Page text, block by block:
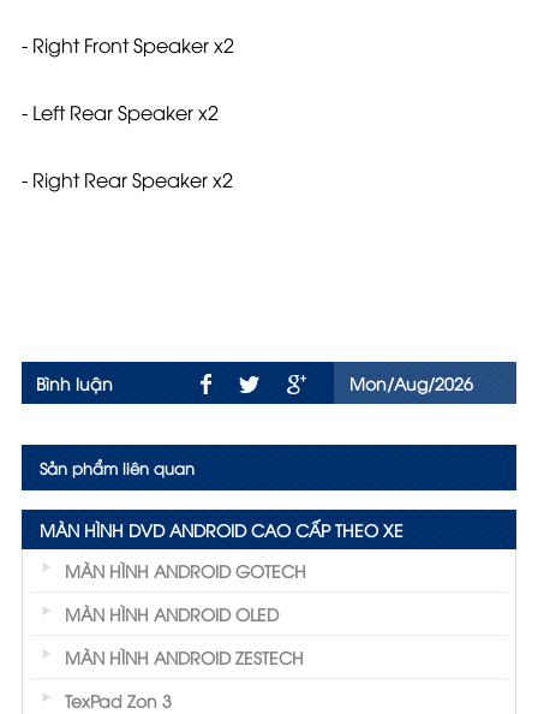
- Right Front Speaker x2
- Left Rear Speaker x2
- Right Rear Speaker x2
Bình luận Mon/Aug/2026
Sản phẩm liên quan
MÀN HÌNH DVD ANDROID CAO CẤP THEO XE
MÀN HÌNH ANDROID GOTECH
MÀN HÌNH ANDROID OLED
MÀN HÌNH ANDROID ZESTECH
TexPad Zon 3